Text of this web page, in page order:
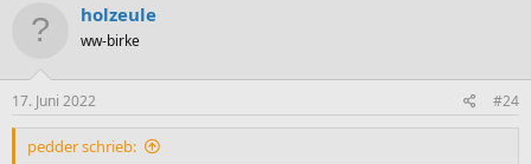
holzeule
ww-birke
17. Juni 2022 #24
pedder schrieb: